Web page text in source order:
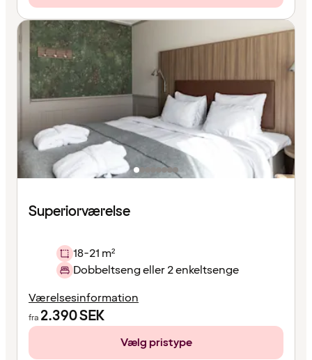
Superiorværelse
18-21 m²
Dobbeltseng eller 2 enkeltsenge
Værelsesinformation
fra 2.390SEK
Vælg pristype